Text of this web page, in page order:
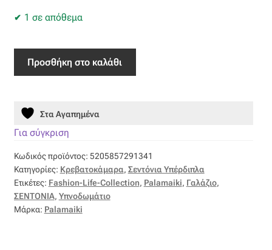
Τζιν
Υφαντό
Φιλ-κουπέ
Φλάμα
1 σε απόθεμα
Υπέρδιπλα
Life
240x260
Χωρίς
Λάστιχο
ποσότητα
Προσθήκη στο καλάθι
Στα Αγαπημένα
Για σύγκριση
Κωδικός προϊόντος: 5205857291341
Κατηγορίες: Κρεβατοκάμαρα, Σεντόνια Υπέρδιπλα
Ετικέτες: Fashion-Life-Collection, Palamaiki, Γαλάζιο,
ΣΕΝΤΟΝΙΑ, Υπνοδωμάτιο
Μάρκα: Palamaiki